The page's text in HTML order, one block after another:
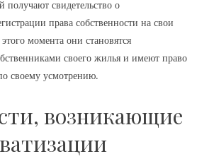
получают свидетельство о
права собственности на свои
момента они становятся
своего жилья и имеют право
своему усмотрению.
возникающие